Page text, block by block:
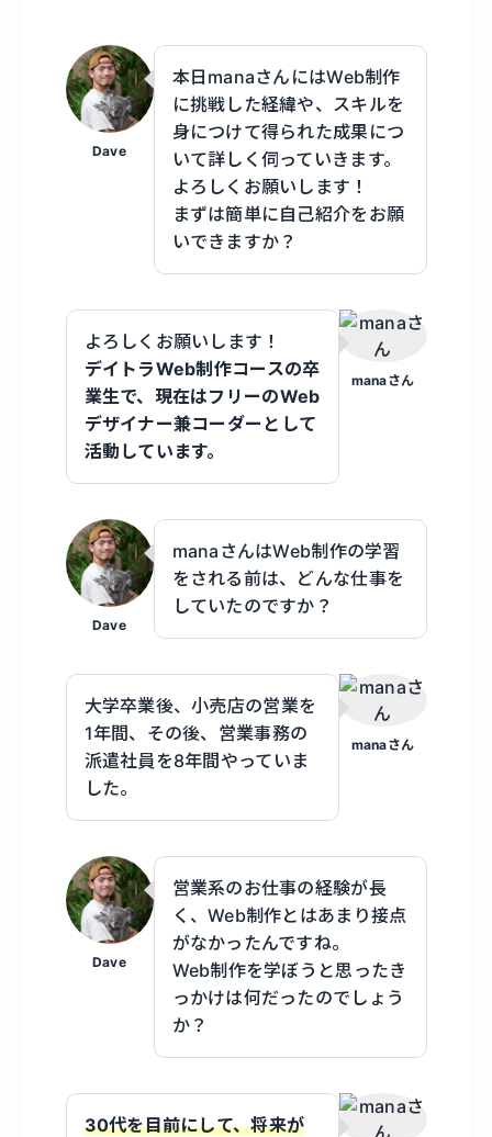
Dave
本日manaさんにはWeb制作
に挑戦した経緯や、スキルを
身につけて得られた成果につ
いて詳しく伺っていきます。
よろしくお願いします！
まずは簡単に自己紹介をお願
いできますか？
manaさん
よろしくお願いします！
デイトラWeb制作コースの卒
業生で、現在はフリーのWeb
デザイナー兼コーダーとして
活動しています。
Dave
manaさんはWeb制作の学習
をされる前は、どんな仕事を
していたのですか？
manaさん
大学卒業後、小売店の営業を
1年間、その後、営業事務の
派遣社員を8年間やっていま
した。
Dave
営業系のお仕事の経験が長
く、Web制作とはあまり接点
がなかったんですね。
Web制作を学ぼうと思ったき
っかけは何だったのでしょう
か？
30代を目前にして、将来が